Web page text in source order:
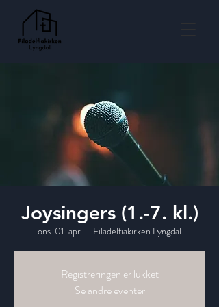
Joysingers (1.-7. kl.)
ons. 01. apr.
  |
Filadelfiakirken Lyngdal
Registreringen er lukket
Se andre eventer